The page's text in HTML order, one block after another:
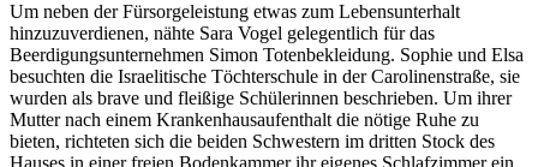
Um neben der Fürsorgeleistung etwas zum Lebensunterhalt
hinzuzuverdienen, nähte Sara Vogel gelegentlich für das
Beerdigungsunternehmen Simon Totenbekleidung. Sophie und Elsa
besuchten die Israelitische Töchterschule in der Carolinenstraße, sie
wurden als brave und fleißige Schülerinnen beschrieben. Um ihrer
Mutter nach einem Krankenhausaufenthalt die nötige Ruhe zu
bieten, richteten sich die beiden Schwestern im dritten Stock des
Hauses in einer freien Bodenkammer ihr eigenes Schlafzimmer ein.